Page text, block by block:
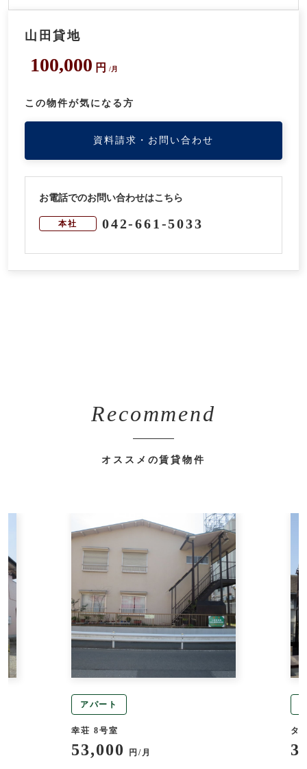
山田貸地
100,000 円 /月
この物件が気になる方
資料請求・お問い合わせ
お電話でのお問い合わせはこちら
本社 042-661-5033
Recommend
オススメの賃貸物件
アパート
幸荘 8号室
53,000 円/月
タ